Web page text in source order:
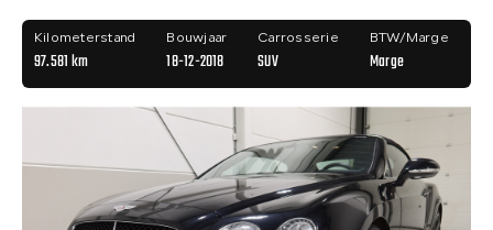
Kilometerstand
97.581 km
Bouwjaar
18-12-2018
Carrosserie
SUV
BTW/Marge
Marge